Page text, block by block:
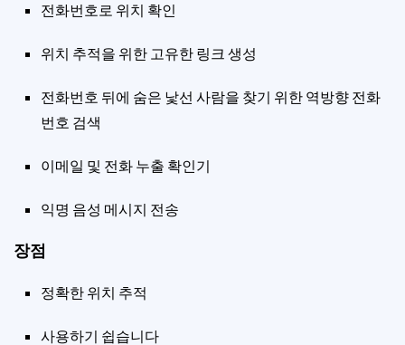
전화번호로 위치 확인
위치 추적을 위한 고유한 링크 생성
전화번호 뒤에 숨은 낯선 사람을 찾기 위한 역방향 전화
번호 검색
이메일 및 전화 누출 확인기
익명 음성 메시지 전송
장점
정확한 위치 추적
사용하기 쉽습니다